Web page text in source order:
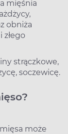
mięśnia
obniża
strączkowe,
soczewicę.
może